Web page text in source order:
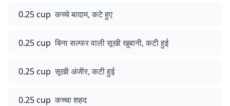
0.25 cup कच्चे बादाम, कटे हुए
0.25 cup बिना सल्फर वाली सूखी खुबानी, कटी हुई
0.25 cup सूखी अंजीर, कटी हुई
0.25 cup कच्चा शहद